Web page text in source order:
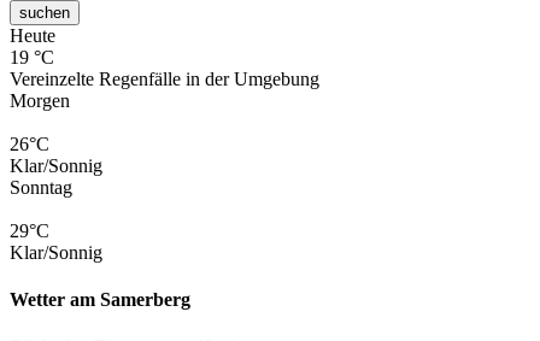
suchen
Heute
19 °C
Vereinzelte Regenfälle in der Umgebung
Morgen
26°C
Klar/Sonnig
Sonntag
29°C
Klar/Sonnig
Wetter am Samerberg